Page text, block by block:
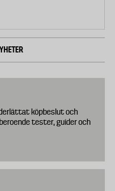
köpbeslut och
tester, guider och